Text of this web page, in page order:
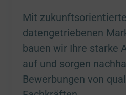
Mit
datengetriebenen
bauen wir Ihre starke
auf und sorgen
Bewerbungen von